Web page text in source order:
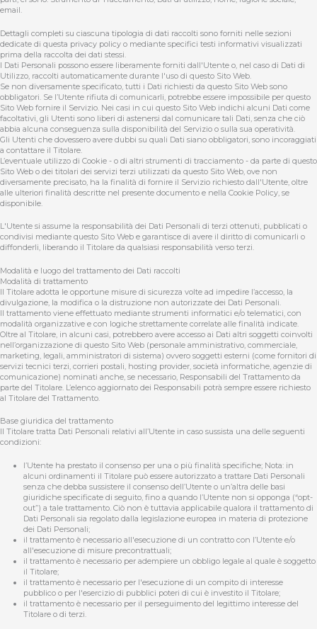
email.
Dettagli completi su ciascuna tipologia di dati raccolti sono forniti nelle sezioni
dedicate di questa privacy policy o mediante specifici testi informativi visualizzati
prima della raccolta dei dati stessi.
I Dati Personali possono essere liberamente forniti dall'Utente o, nel caso di Dati di
Utilizzo, raccolti automaticamente durante l'uso di questo Sito Web.
Se non diversamente specificato, tutti i Dati richiesti da questo Sito Web sono
obbligatori. Se l’Utente rifiuta di comunicarli, potrebbe essere impossibile per questo
Sito Web fornire il Servizio. Nei casi in cui questo Sito Web indichi alcuni Dati come
facoltativi, gli Utenti sono liberi di astenersi dal comunicare tali Dati, senza che ciò
abbia alcuna conseguenza sulla disponibilità del Servizio o sulla sua operatività.
Gli Utenti che dovessero avere dubbi su quali Dati siano obbligatori, sono incoraggiati
a contattare il Titolare.
L’eventuale utilizzo di Cookie - o di altri strumenti di tracciamento - da parte di questo
Sito Web o dei titolari dei servizi terzi utilizzati da questo Sito Web, ove non
diversamente precisato, ha la finalità di fornire il Servizio richiesto dall'Utente, oltre
alle ulteriori finalità descritte nel presente documento e nella Cookie Policy, se
disponibile.
L'Utente si assume la responsabilità dei Dati Personali di terzi ottenuti, pubblicati o
condivisi mediante questo Sito Web e garantisce di avere il diritto di comunicarli o
diffonderli, liberando il Titolare da qualsiasi responsabilità verso terzi.
Modalità e luogo del trattamento dei Dati raccolti
Modalità di trattamento
Il Titolare adotta le opportune misure di sicurezza volte ad impedire l’accesso, la
divulgazione, la modifica o la distruzione non autorizzate dei Dati Personali.
Il trattamento viene effettuato mediante strumenti informatici e/o telematici, con
modalità organizzative e con logiche strettamente correlate alle finalità indicate.
Oltre al Titolare, in alcuni casi, potrebbero avere accesso ai Dati altri soggetti coinvolti
nell’organizzazione di questo Sito Web (personale amministrativo, commerciale,
marketing, legali, amministratori di sistema) ovvero soggetti esterni (come fornitori di
servizi tecnici terzi, corrieri postali, hosting provider, società informatiche, agenzie di
comunicazione) nominati anche, se necessario, Responsabili del Trattamento da
parte del Titolare. L’elenco aggiornato dei Responsabili potrà sempre essere richiesto
al Titolare del Trattamento.
Base giuridica del trattamento
Il Titolare tratta Dati Personali relativi all’Utente in caso sussista una delle seguenti
condizioni:
l’Utente ha prestato il consenso per una o più finalità specifiche; Nota: in
alcuni ordinamenti il Titolare può essere autorizzato a trattare Dati Personali
senza che debba sussistere il consenso dell’Utente o un’altra delle basi
giuridiche specificate di seguito, fino a quando l’Utente non si opponga (“opt-
out”) a tale trattamento. Ciò non è tuttavia applicabile qualora il trattamento di
Dati Personali sia regolato dalla legislazione europea in materia di protezione
dei Dati Personali;
il trattamento è necessario all'esecuzione di un contratto con l’Utente e/o
all'esecuzione di misure precontrattuali;
il trattamento è necessario per adempiere un obbligo legale al quale è soggetto
il Titolare;
il trattamento è necessario per l'esecuzione di un compito di interesse
pubblico o per l'esercizio di pubblici poteri di cui è investito il Titolare;
il trattamento è necessario per il perseguimento del legittimo interesse del
Titolare o di terzi.